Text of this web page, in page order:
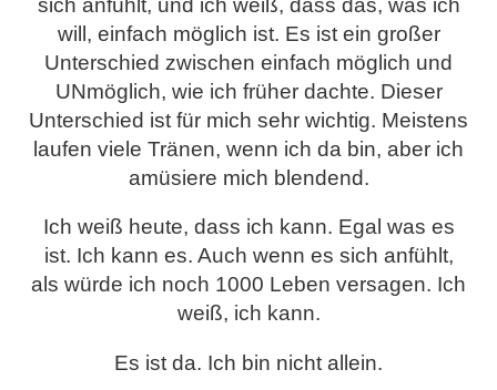
sich anfühlt, und ich weiß, dass das, was ich
will, einfach möglich ist. Es ist ein großer
Unterschied zwischen einfach möglich und
UNmöglich, wie ich früher dachte. Dieser
Unterschied ist für mich sehr wichtig. Meistens
laufen viele Tränen, wenn ich da bin, aber ich
amüsiere mich blendend.
Ich weiß heute, dass ich kann. Egal was es
ist. Ich kann es. Auch wenn es sich anfühlt,
als würde ich noch 1000 Leben versagen. Ich
weiß, ich kann.
Es ist da. Ich bin nicht allein.